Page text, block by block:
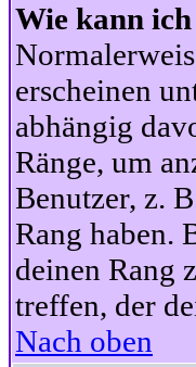
Wie kann
erscheinen
abhängig
Ränge, um
Benutzer, z.
Rang haben.
deinen Rang
treffen, der
Nach oben